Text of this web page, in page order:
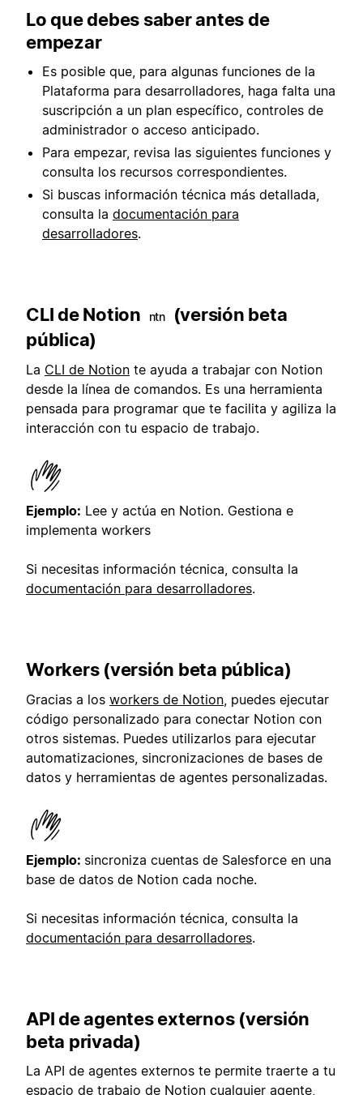
Lo que debes saber antes de
empezar
Es posible que, para algunas funciones de la
Plataforma para desarrolladores, haga falta una
suscripción a un plan específico, controles de
administrador o acceso anticipado.
Para empezar, revisa las siguientes funciones y
consulta los recursos correspondientes.
Si buscas información técnica más detallada,
consulta la documentación para
desarrolladores.
CLI de Notion ntn
(versión beta
pública)
La CLI de Notion te ayuda a trabajar con Notion
desde la línea de comandos. Es una herramienta
pensada para programar que te facilita y agiliza la
interacción con tu espacio de trabajo.
Ejemplo: Lee y actúa en Notion. Gestiona e
implementa workers
Si necesitas información técnica, consulta la
documentación para desarrolladores.
Workers (versión beta pública)
Gracias a los workers de Notion , puedes ejecutar
código personalizado para conectar Notion con
otros sistemas. Puedes utilizarlos para ejecutar
automatizaciones, sincronizaciones de bases de
datos y herramientas de agentes personalizadas.
Ejemplo: sincroniza cuentas de Salesforce en una
base de datos de Notion cada noche.
Si necesitas información técnica, consulta la
documentación para desarrolladores.
API de agentes externos (versión
beta privada)
La API de agentes externos te permite traerte a tu
espacio de trabajo de Notion cualquier agente,